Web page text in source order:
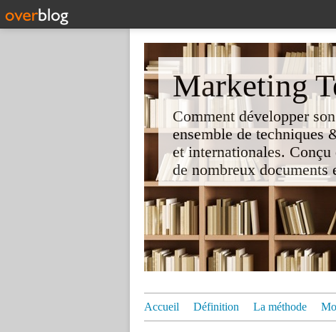
Marketing
Comment développer
ensemble de techniques
et internationales.
de nombreux
Accueil Définition La méthode